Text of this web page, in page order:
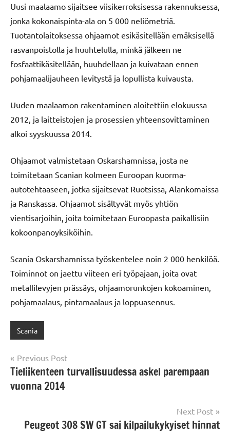
Uusi maalaamo sijaitsee viisikerroksisessa rakennuksessa,
jonka kokonaispinta-ala on 5 000 neliömetriä.
Tuotantolaitoksessa ohjaamot esikäsitellään emäksisellä
rasvanpoistolla ja huuhtelulla, minkä jälkeen ne
fosfaattikäsitellään, huuhdellaan ja kuivataan ennen
pohjamaalijauheen levitystä ja lopullista kuivausta.
Uuden maalaamon rakentaminen aloitettiin elokuussa
2012, ja laitteistojen ja prosessien yhteensovittaminen
alkoi syyskuussa 2014.
Ohjaamot valmistetaan Oskarshamnissa, josta ne
toimitetaan Scanian kolmeen Euroopan kuorma-
autotehtaaseen, jotka sijaitsevat Ruotsissa, Alankomaissa
ja Ranskassa. Ohjaamot sisältyvät myös yhtiön
vientisarjoihin, joita toimitetaan Euroopasta paikallisiin
kokoonpanoyksiköihin.
Scania Oskarshamnissa työskentelee noin 2 000 henkilöä.
Toiminnot on jaettu viiteen eri työpajaan, joita ovat
metallilevyjen prässäys, ohjaamorunkojen kokoaminen,
pohjamaalaus, pintamaalaus ja loppuasennus.
Scania
Post
navigation
Previous Post
Tieliikenteen turvallisuudessa askel parempaan
vuonna 2014
Next Post
Peugeot 308 SW GT sai kilpailukykyiset hinnat